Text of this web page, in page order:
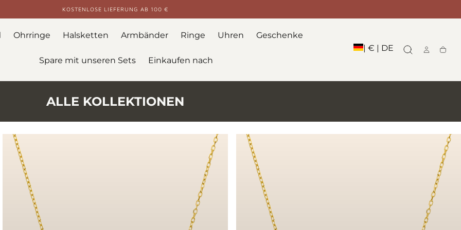
KOSTENLOSE LIEFERUNG AB 100 €
Ohrringe Halsketten Armbänder Ringe Uhren Geschenke
Spare mit unseren Sets Einkaufen nach
| € | DE
ALLE KOLLEKTIONEN